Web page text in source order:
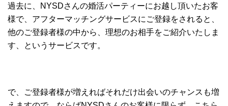
過去に、NYSDさんの婚活パーティーにお越し頂いたお客
様で、アフターマッチングサービスにご登録をされると、
他のご登録者様の中から、理想のお相手をご紹介いたしま
す、というサービスです。
で、ご登録者様が増えればそれだけ出会いのチャンスも増